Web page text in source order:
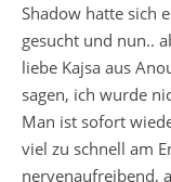
Shadow hatte sich
gesucht und nun..
liebe Kajsa aus
sagen, ich wurde
Man ist sofort
viel zu schnell am
nervenaufreibend,